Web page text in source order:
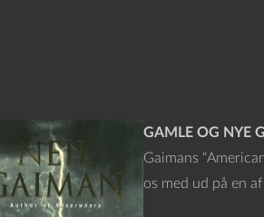
GAMLE OG NYE
Gaimans
os med ud på en